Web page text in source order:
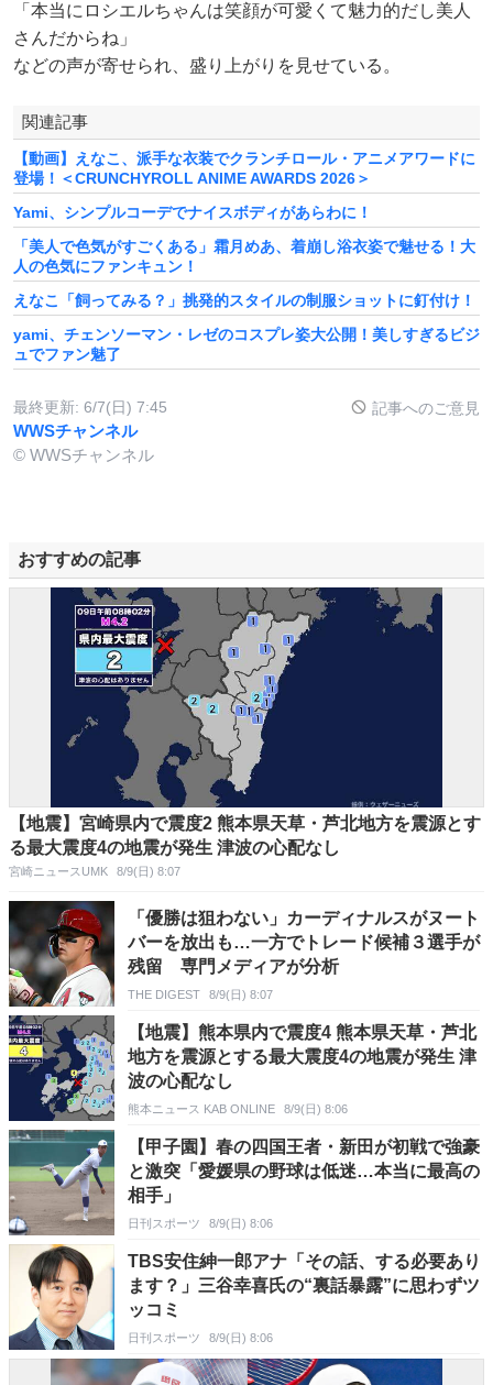
「本当にロシエルちゃんは笑顔が可愛くて魅力的だし美人
さんだからね」
などの声が寄せられ、盛り上がりを見せている。
関連記事
【動画】えなこ、派手な衣装でクランチロール・アニメアワードに
登場！＜CRUNCHYROLL ANIME AWARDS 2026＞
Yami、シンプルコーデでナイスボディがあらわに！
「美人で色気がすごくある」霜月めあ、着崩し浴衣姿で魅せる！大
人の色気にファンキュン！
えなこ「飼ってみる？」挑発的スタイルの制服ショットに釘付け！
yami、チェンソーマン・レゼのコスプレ姿大公開！美しすぎるビジ
ュでファン魅了
最終更新: 6/7(日) 7:45 記事へのご意見
WWSチャンネル
© WWSチャンネル
おすすめの記事
【地震】宮崎県内で震度2 熊本県天草・芦北地方を震源とす
る最大震度4の地震が発生 津波の心配なし
宮崎ニュースUMK 8/9(日) 8:07
「優勝は狙わない」カーディナルスがヌート
バーを放出も…一方でトレード候補３選手が
残留 専門メディアが分析
THE DIGEST 8/9(日) 8:07
【地震】熊本県内で震度4 熊本県天草・芦北
地方を震源とする最大震度4の地震が発生 津
波の心配なし
熊本ニュース KAB ONLINE 8/9(日) 8:06
【甲子園】春の四国王者・新田が初戦で強豪
と激突「愛媛県の野球は低迷…本当に最高の
相手」
日刊スポーツ 8/9(日) 8:06
TBS安住紳一郎アナ「その話、する必要あり
ます？」三谷幸喜氏の“裏話暴露”に思わずツ
ッコミ
日刊スポーツ 8/9(日) 8:06